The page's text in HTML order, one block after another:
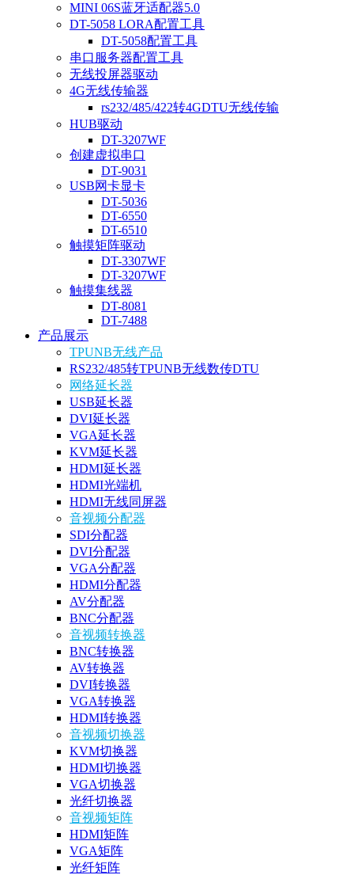
MINI 06S蓝牙适配器5.0
DT-5058 LORA配置工具
DT-5058配置工具
串口服务器配置工具
无线投屏器驱动
4G无线传输器
rs232/485/422转4GDTU无线传输
HUB驱动
DT-3207WF
创建虚拟串口
DT-9031
USB网卡显卡
DT-5036
DT-6550
DT-6510
触摸矩阵驱动
DT-3307WF
DT-3207WF
触摸集线器
DT-8081
DT-7488
产品展示
TPUNB无线产品
RS232/485转TPUNB无线数传DTU
网络延长器
USB延长器
DVI延长器
VGA延长器
KVM延长器
HDMI延长器
HDMI光端机
HDMI无线同屏器
音视频分配器
SDI分配器
DVI分配器
VGA分配器
HDMI分配器
AV分配器
BNC分配器
音视频转换器
BNC转换器
AV转换器
DVI转换器
VGA转换器
HDMI转换器
音视频切换器
KVM切换器
HDMI切换器
VGA切换器
光纤切换器
音视频矩阵
HDMI矩阵
VGA矩阵
光纤矩阵